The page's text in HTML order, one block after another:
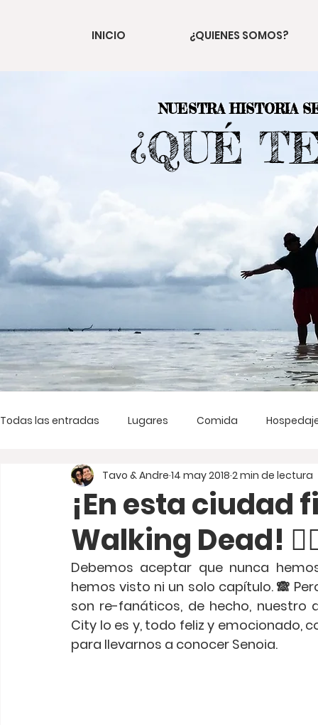
INICIO ¿QUIENES SOMOS?
NUESTRA HISTORIA
¿QUÉ
Todas las entradas Lugares Comida
¡En esta ciudad
Walking Dead!
Tavo & Andre 14 may 2018 2 min de lectura
Debemos aceptar que nunca
hemos visto ni un solo capítulo. 🙈
son re-fanáticos, de hecho, nuestro
City lo es y, todo feliz y emocionado,
para llevarnos a conocer Senoia.